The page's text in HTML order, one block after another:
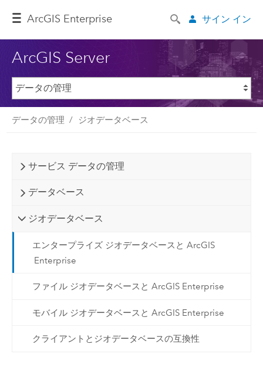
ArcGIS Enterprise サイン イン
ArcGIS Server
データの管理 ジオデータベース
サービス データの管理
データベース
ジオデータベース
エンタープライズ ジオデータベースと ArcGIS
Enterprise
ファイル ジオデータベースと ArcGIS Enterprise
モバイル ジオデータベースと ArcGIS Enterprise
クライアントとジオデータベースの互換性